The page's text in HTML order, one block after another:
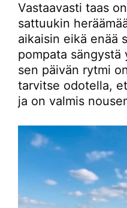
Vastaavasti taas
sattuukin
aikaisin eikä enää
pompata sängystä
sen päivän rytmi
tarvitse odotella,
ja on valmis